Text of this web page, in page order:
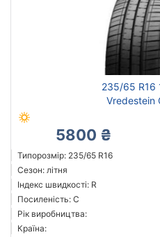
235/65 R16
Vredestein
5800 ₴
Типорозмір: 235/65 R16
Сезон: літня
Індекс швидкості: R
Посиленість: C
Рік виробництва:
Країна: